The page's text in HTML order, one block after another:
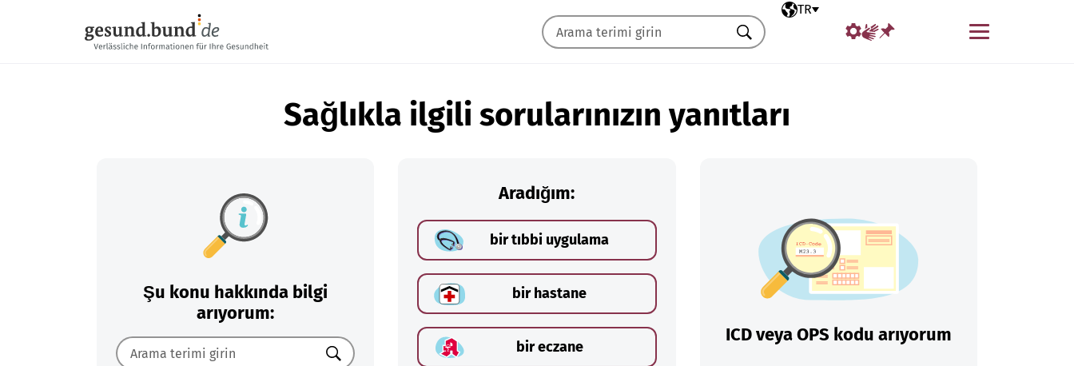
Seçili dil
TR
Menü
Ara
Sağlıkla ilgili sorularınızın yanıtları
Şu konu hakkında bilgi
arıyorum:
Ara
Aradığım:
bir tıbbi uygulama
bir hastane
bir eczane
ICD veya OPS kodu arıyorum